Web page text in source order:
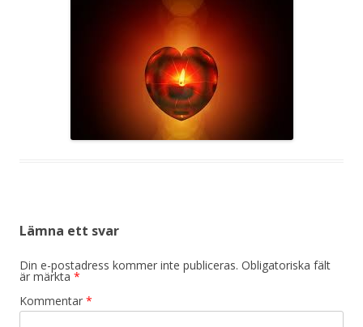
Lämna ett svar
Din e-postadress kommer inte publiceras. Obligatoriska fält
är märkta *
Kommentar *